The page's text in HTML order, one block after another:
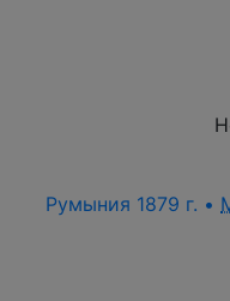
Румыния 1879 г. •